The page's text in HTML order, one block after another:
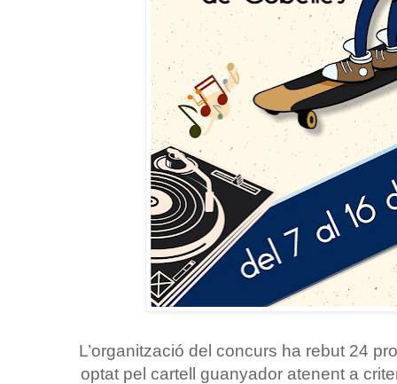
L’organització del concurs ha rebut 24
optat pel cartell guanyador atenent a